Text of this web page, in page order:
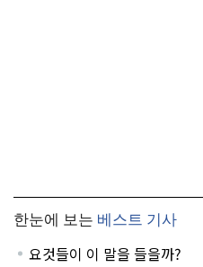
한눈에 보는 베스트 기사
요것들이 이 말을 들을까?